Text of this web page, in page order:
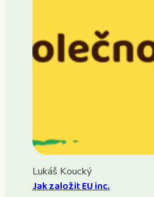
Lukáš Koucký
Jak založit EU inc.